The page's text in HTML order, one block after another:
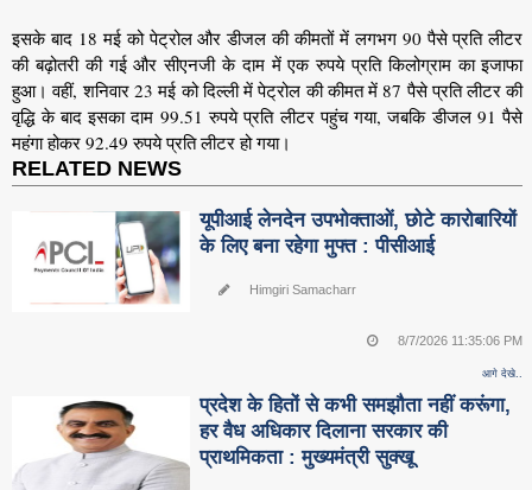
इसके बाद 18 मई को पेट्रोल और डीजल की कीमतों में लगभग 90 पैसे प्रति लीटर
की बढ़ोतरी की गई और सीएनजी के दाम में एक रुपये प्रति किलोग्राम का इजाफा
हुआ। वहीं, शनिवार 23 मई को दिल्ली में पेट्रोल की कीमत में 87 पैसे प्रति लीटर की
वृद्धि के बाद इसका दाम 99.51 रुपये प्रति लीटर पहुंच गया, जबकि डीजल 91 पैसे
महंगा होकर 92.49 रुपये प्रति लीटर हो गया।
RELATED NEWS
यूपीआई लेनदेन उपभोक्ताओं, छोटे कारोबारियों
के लिए बना रहेगा मुफ्त : पीसीआई
Himgiri Samacharr
8/7/2026 11:35:06 PM
आगे देखे..
प्रदेश के हितों से कभी समझौता नहीं करूंगा,
हर वैध अधिकार दिलाना सरकार की
प्राथमिकता : मुख्यमंत्री सुक्खू